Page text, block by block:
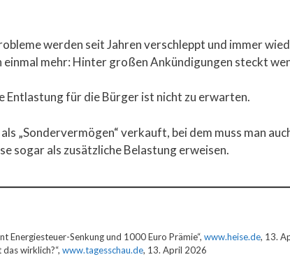
werden seit Jahren verschleppt und immer
einmal mehr: Hinter großen Ankündigungen steckt
Entlastung für die Bürger ist nicht zu erwarten.
„Sondervermögen“ verkauft, bei dem muss man
sogar als zusätzliche Belastung erweisen.
Energiesteuer-Senkung und 1000 Euro Prämie“, www.heise.de, 13.
wirklich?“, www.tagesschau.de, 13. April 2026